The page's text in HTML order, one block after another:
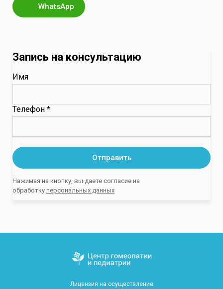
WhatsApp
Запись на консультацию
Имя
Телефон *
Отправить
Нажимая на кнопку, вы даете согласие на
обработку персональных данных
Лицензия на осуществление